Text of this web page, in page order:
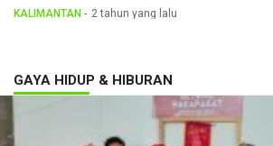
KALIMANTAN 2 tahun yang lalu
GAYA HIDUP & HIBURAN